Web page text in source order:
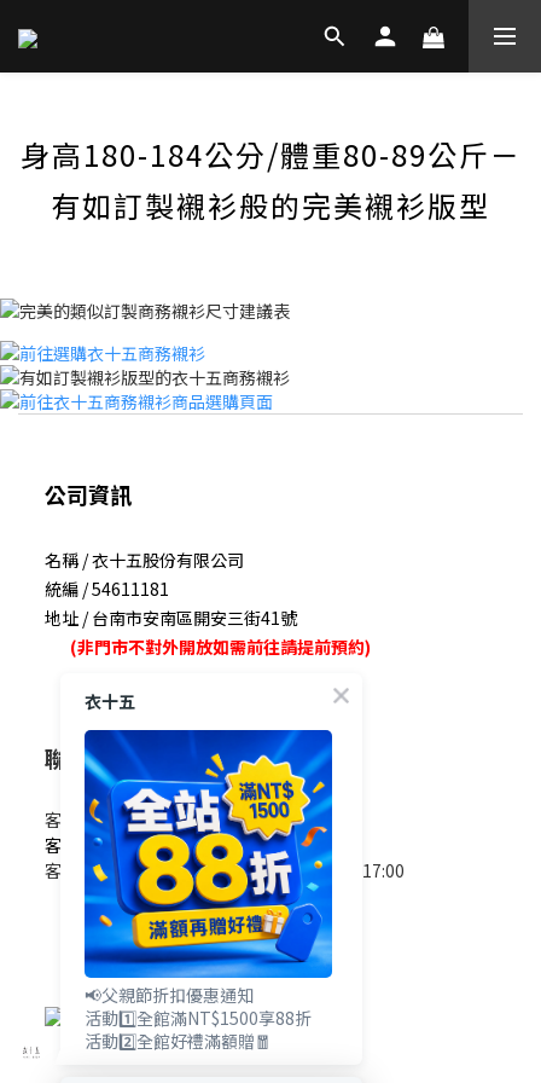
身高180-184公分/體重80-89公斤－
有如訂製襯衫般的完美襯衫版型
公司資訊
名稱 / 衣十五股份有限公司
統編 / 54611181
地址 / 台南市安南區開安三街41號
(非門市不對外開放如需前往請提前預約)
聯絡我們
客服電話 / 0965-825-178
客服信箱 / service@e15.com.tw
客服時間 / 週一至週五09:00~12:00/13:00~17:00
(國定假日除外)
衣十五
📢父親節折扣優惠通知
活動1️⃣全館滿NT$1500享88折
活動2️⃣全館好禮滿額贈🧧